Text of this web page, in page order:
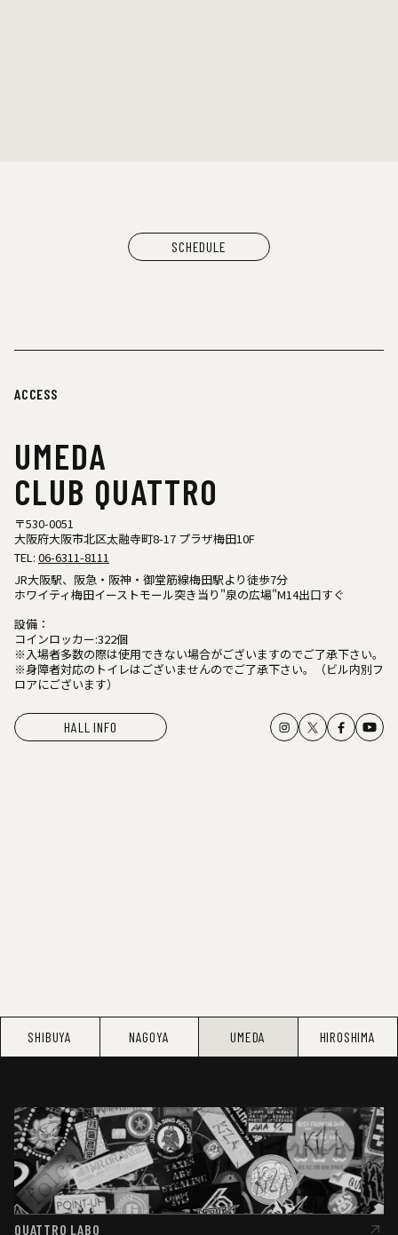
SCHEDULE
ACCESS
UMEDA
CLUB QUATTRO
〒530-0051
大阪府大阪市北区太融寺町8-17 プラザ梅田10F
TEL: 06-6311-8111
JR大阪駅、阪急・阪神・御堂筋線梅田駅より徒歩7分
ホワイティ梅田イーストモール突き当り"泉の広場"M14出口すぐ
設備：
コインロッカー:322個
※入場者多数の際は使用できない場合がございますのでご了承下さい。
※身障者対応のトイレはございませんのでご了承下さい。（ビル内別フ
ロアにございます）
HALL INFO
SHIBUYA NAGOYA UMEDA HIROSHIMA
QUATTRO LABO